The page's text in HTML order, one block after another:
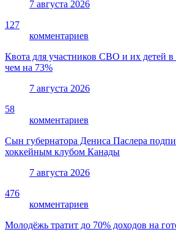
7 августа 2026
127
комментариев
Квота для участников СВО и их детей в
чем на 73%
7 августа 2026
58
комментариев
Сын губернатора Дениса Паслера
хоккейным клубом Канады
7 августа 2026
476
комментариев
Молодёжь тратит до 70% доходов на